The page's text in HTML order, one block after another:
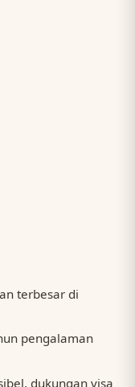
terbesar di
pengalaman
dukungan visa